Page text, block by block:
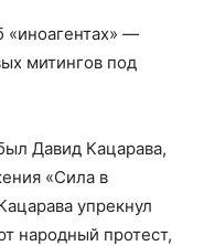
«иноагентах» —
митингов под
Давид Кацарава,
«Сила в
упрекнул
народный протест,